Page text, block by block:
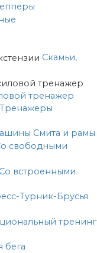
Скамьи,
тренажер
Тренажеры
Смита и рамы
свободными
Со встроенными
Турник-Брусья
тренинг
бега